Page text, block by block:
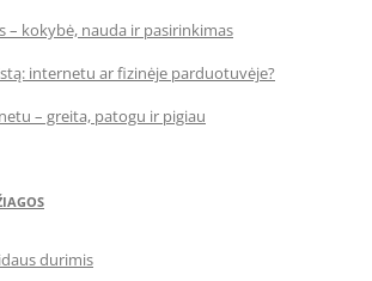
– kokybė, nauda ir pasirinkimas
internetu ar fizinėje parduotuvėje?
– greita, patogu ir pigiau
durimis